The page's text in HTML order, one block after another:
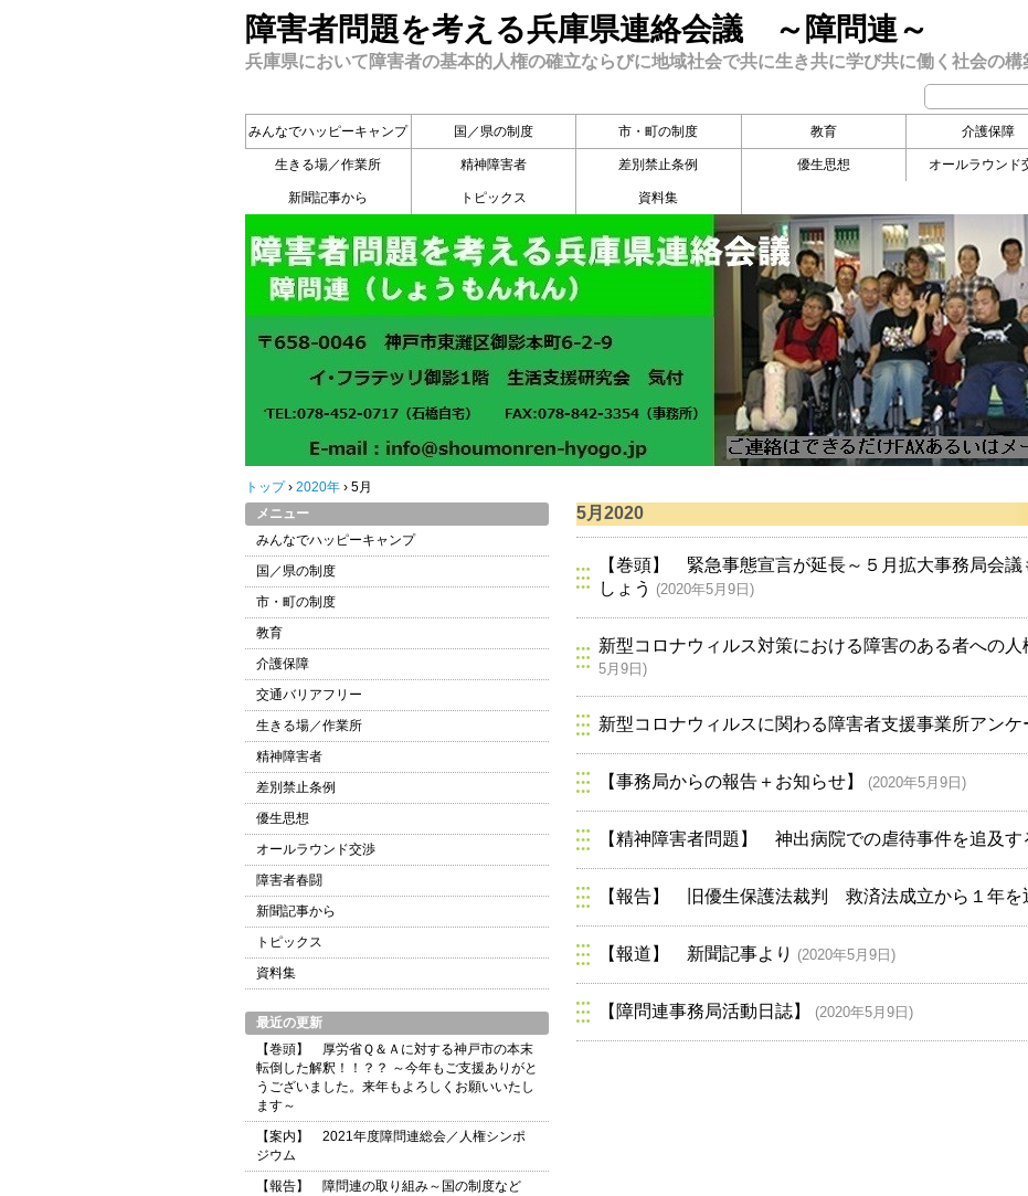
障害者問題を考える兵庫県連絡会議 ～障問連～
兵庫県において障害者の基本的人権の確立ならびに地域社会で共に生き共に学び共に働く社会の構
みんなでハッピーキャンプ 国／県の制度 市・町の制度 教育 介護保障
生きる場／作業所 精神障害者 差別禁止条例 優生思想 オールラウンド
新聞記事から トピックス 資料集
トップ› 2020年 › 5月
5月2020
【巻頭】 緊急事態宣言が延長～５月拡大事務局会議
しょう (2020年5月9日)
新型コロナウィルス対策における障害のある者への
5月9日)
新型コロナウィルスに関わる障害者支援事業所アンケ
【事務局からの報告＋お知らせ】 (2020年5月9日)
【精神障害者問題】 神出病院での虐待事件を追及す
【報告】 旧優生保護法裁判 救済法成立から１年を
【報道】 新聞記事より (2020年5月9日)
【障問連事務局活動日誌】 (2020年5月9日)
メニュー
みんなでハッピーキャンプ
国／県の制度
市・町の制度
教育
介護保障
交通バリアフリー
生きる場／作業所
精神障害者
差別禁止条例
優生思想
オールラウンド交渉
障害者春闘
新聞記事から
トピックス
資料集
最近の更新
【巻頭】 厚労省Ｑ＆Ａに対する神戸市の本末
転倒した解釈！！？？ ～今年もご支援ありがと
うございました。来年もよろしくお願いいたし
ます～
【案内】 2021年度障問連総会／人権シンポ
ジウム
【報告】 障問連の取り組み～国の制度など